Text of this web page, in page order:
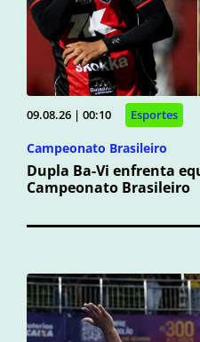
09.08.26 | 00:10 Esportes
Campeonato Brasileiro
Dupla Ba-Vi enfrenta
Campeonato Brasileiro